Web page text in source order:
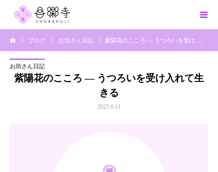
ブログ お坊さん日記 紫陽花のこころ ― うつろいを受け入れて生きる
お坊さん日記
紫陽花のこころ ― うつろいを受け入れて生
きる
2025.6.11